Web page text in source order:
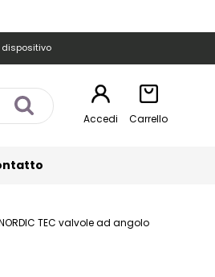
Accedi Carrello
TEC valvole ad angolo